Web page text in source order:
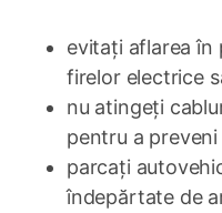
evitați aflarea în
firelor electrice
nu atingeți
pentru a
parcați
îndepărtate de